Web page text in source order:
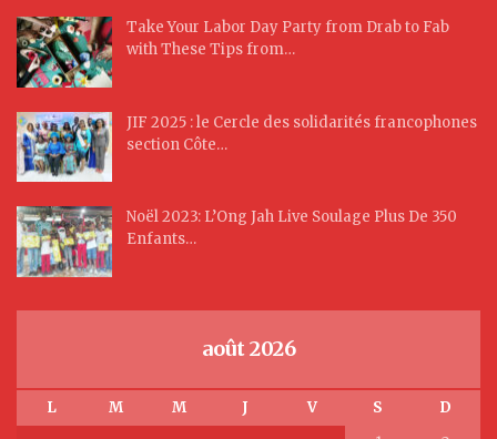
Take Your Labor Day Party from Drab to Fab
with These Tips from…
JIF 2025 : le Cercle des solidarités francophones
section Côte…
Noël 2023: L’Ong Jah Live Soulage Plus De 350
Enfants…
août 2026
L M M J V S
D